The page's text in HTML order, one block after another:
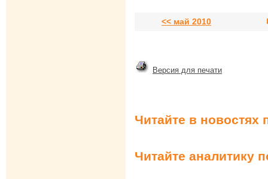
<< май 2010
Версия для печати
Читайте в новостях
Читайте аналитику